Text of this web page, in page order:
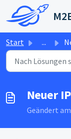
Zum
Start ...
Neuer
Geändert am